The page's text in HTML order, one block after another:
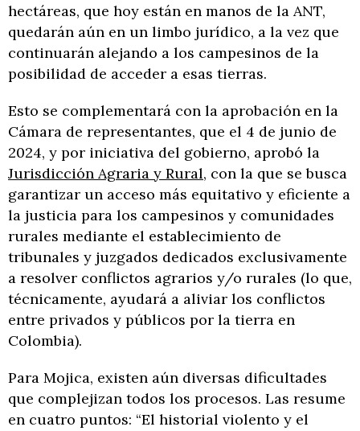
hectáreas, que hoy están en manos de la ANT,
quedarán aún en un limbo jurídico, a la vez que
continuarán alejando a los campesinos de la
posibilidad de acceder a esas tierras.
Esto se complementará con la aprobación en la
Cámara de representantes, que el 4 de junio de
2024, y por iniciativa del gobierno, aprobó la
Jurisdicción Agraria y Rural, con la que se busca
garantizar un acceso más equitativo y eficiente a
la justicia para los campesinos y comunidades
rurales mediante el establecimiento de
tribunales y juzgados dedicados exclusivamente
a resolver conflictos agrarios y/o rurales (lo que,
técnicamente, ayudará a aliviar los conflictos
entre privados y públicos por la tierra en
Colombia).
Para Mojica, existen aún diversas dificultades
que complejizan todos los procesos. Las resume
en cuatro puntos: “El historial violento y el